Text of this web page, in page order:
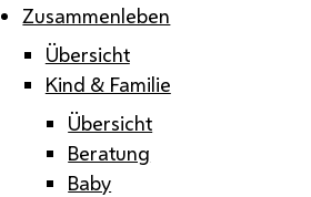
Zusammenleben
Übersicht
Kind & Familie
Übersicht
Beratung
Baby